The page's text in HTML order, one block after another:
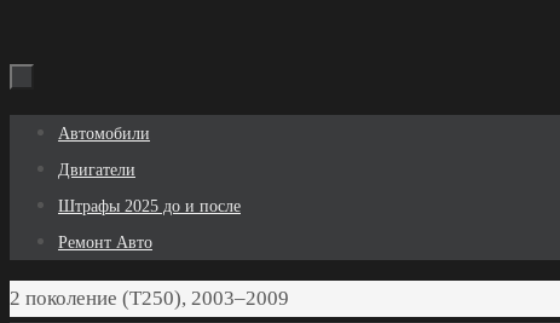
Перейти
содержимому
Автомобили
Двигатели
Штрафы 2025 до и после
Ремонт Авто
Главная
2 поколение (T250), 2003–2009